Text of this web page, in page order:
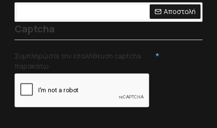
Αποστολή
Captcha
Συμπληρώστε την επαλήθευση captcha
παρακάτω